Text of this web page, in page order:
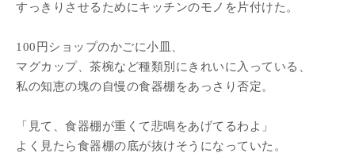
すっきりさせるためにキッチンのモノを片付けた。
100円ショップのかごに小皿、
マグカップ、茶椀など種類別にきれいに入っている、
私の知恵の塊の自慢の食器棚をあっさり否定。
「見て、食器棚が重くて悲鳴をあげてるわよ」
よく見たら食器棚の底が抜けそうになっていた。